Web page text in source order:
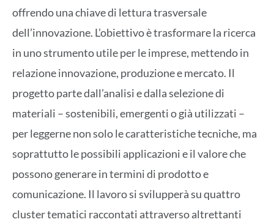
offrendo una chiave di lettura trasversale
dell’innovazione. L’obiettivo è trasformare la ricerca
in uno strumento utile per le imprese, mettendo in
relazione innovazione, produzione e mercato. Il
progetto parte dall’analisi e dalla selezione di
materiali – sostenibili, emergenti o già utilizzati –
per leggerne non solo le caratteristiche tecniche, ma
soprattutto le possibili applicazioni e il valore che
possono generare in termini di prodotto e
comunicazione. Il lavoro si svilupperà su quattro
cluster tematici raccontati attraverso altrettanti